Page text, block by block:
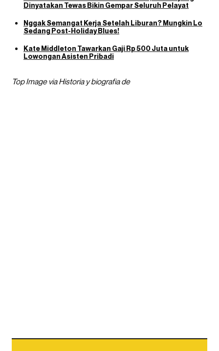
Dinyatakan Tewas Bikin Gempar Seluruh Pelayat
Nggak Semangat Kerja Setelah Liburan? Mungkin Lo
Sedang Post-Holiday Blues!
Kate Middleton Tawarkan Gaji Rp 500 Juta untuk
Lowongan Asisten Pribadi
Top Image via Historia y biografia de